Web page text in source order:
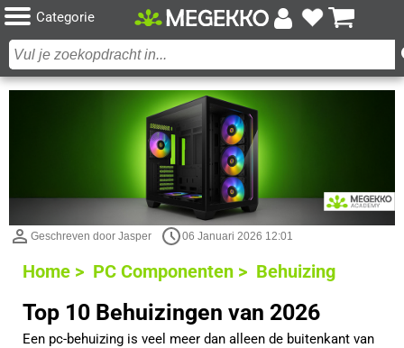
Categorie
Geschreven door Jasper 06 Januari 2026 12:01
Home > PC Componenten > Behuizing
Top 10 Behuizingen van 2026
Een pc-behuizing is veel meer dan alleen de buitenkant van